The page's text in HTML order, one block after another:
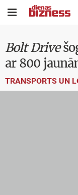

Bolt Drive
ar 800
TRANSPORTS UN